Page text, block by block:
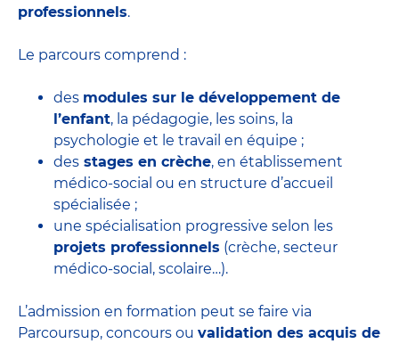
professionnels.
Le parcours comprend :
des modules sur le développement de
l’enfant, la pédagogie, les soins, la
psychologie et le travail en équipe ;
des stages en crèche, en établissement
médico-social ou en structure d’accueil
spécialisée ;
une spécialisation progressive selon les
projets professionnels (crèche, secteur
médico-social, scolaire…).
L’admission en formation peut se faire via
Parcoursup, concours ou validation des acquis de